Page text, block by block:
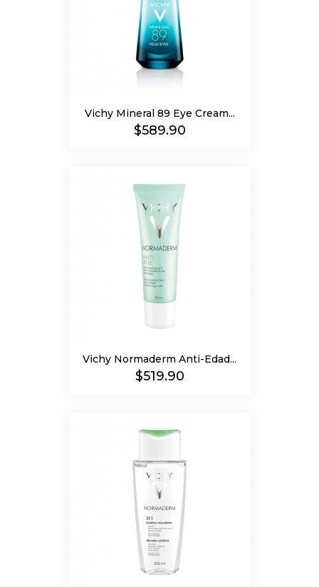
Vichy Mineral 89 Eye Cream...
Precio
$589.90
Vichy Normaderm Anti-Edad...
Precio
$519.90